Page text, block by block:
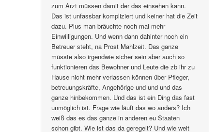
zum Arzt müssen damit der das einsehen kann.
Das ist unfassbar kompliziert und keiner hat die Zeit
dazu. Plus man bräuchte noch mal mehr
Einwilligungen. Und wenn dann dahinter noch ein
Betreuer steht, na Prost Mahlzeit. Das ganze
müsste also irgendwie sicher sein aber auch so
funktionieren das Bewohner und Leute die zb ihr zu
Hause nicht mehr verlassen können über Pfleger,
betreuungskräfte, Angehörige und und und das
ganze hinbekommen. Und das ist ein Ding das fast
unmöglich ist. Frage wie läuft das wo anders? Ich
weiß das es das ganze in anderen eu Staaten
schon gibt. Wie ist das da geregelt? Und wie weit